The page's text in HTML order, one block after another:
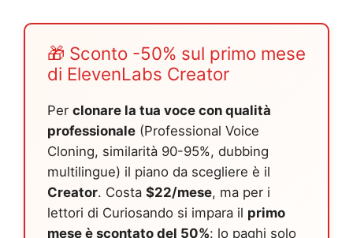
🎁 Sconto -50% sul primo mese
di ElevenLabs Creator
Per clonare la tua voce con qualità
professionale (Professional Voice
Cloning, similarità 90-95%, dubbing
multilingue) il piano da scegliere è il
Creator. Costa $22/mese, ma per i
lettori di Curiosando si impara il primo
mese è scontato del 50%: lo paghi solo